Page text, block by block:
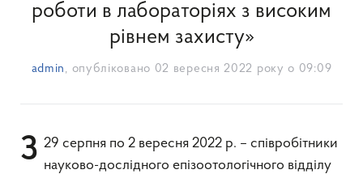
роботи в лабораторіях з високим
рівнем захисту»
admin , опубліковано 02 вересня 2022 року о 09:09
З 29 серпня по 2 вересня 2022 р. – співробітники науково-дослідного епізоотологічного відділу